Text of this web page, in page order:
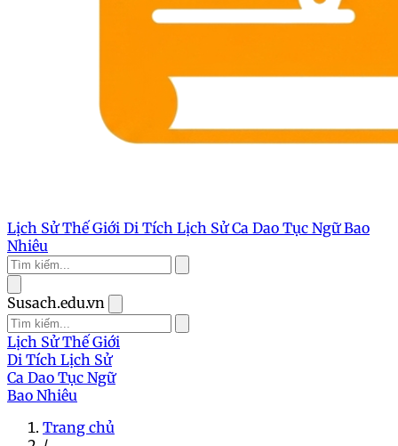
Lịch Sử Thế Giới Di Tích Lịch SửCa Dao Tục NgữBao
Nhiêu
Susach.edu.vn
Lịch Sử Thế Giới
Di Tích Lịch Sử
Ca Dao Tục Ngữ
Bao Nhiêu
Trang chủ